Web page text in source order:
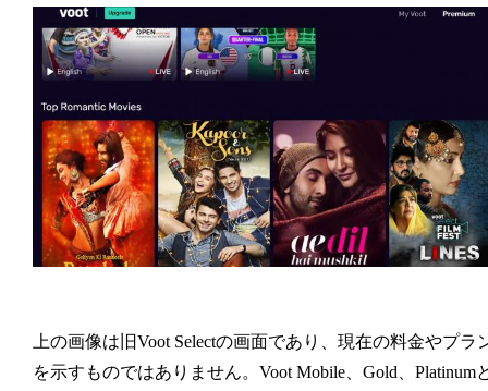
上の画像は旧Voot Selectの画面であり、現在の料金やプラ
を示すものではありません。Voot Mobile、Gold、Platinum